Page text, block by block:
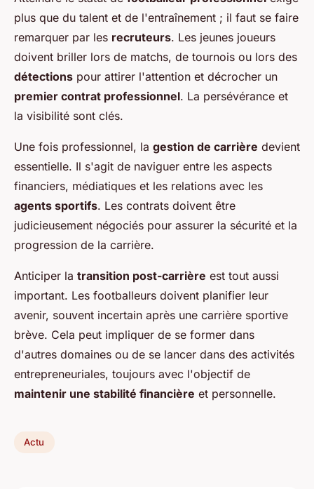
plus que du talent et de l'entraînement ; il faut se faire
remarquer par les recruteurs. Les jeunes joueurs
doivent briller lors de matchs, de tournois ou lors des
détections pour attirer l'attention et décrocher un
premier contrat professionnel. La persévérance et
la visibilité sont clés.
Une fois professionnel, la gestion de carrière devient
essentielle. Il s'agit de naviguer entre les aspects
financiers, médiatiques et les relations avec les
agents sportifs. Les contrats doivent être
judicieusement négociés pour assurer la sécurité et la
progression de la carrière.
Anticiper la transition post-carrière est tout aussi
important. Les footballeurs doivent planifier leur
avenir, souvent incertain après une carrière sportive
brève. Cela peut impliquer de se former dans
d'autres domaines ou de se lancer dans des activités
entrepreneuriales, toujours avec l'objectif de
maintenir une stabilité financière et personnelle.
Actu